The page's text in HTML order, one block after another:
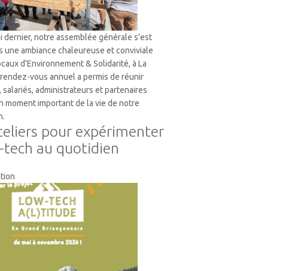
dernier, notre assemblée générale s’est
une ambiance chaleureuse et conviviale
d’Environnement & Solidarité, à La
rendez-vous annuel a permis de réunir
salariés, administrateurs et partenaires
moment important de la vie de notre
pour expérimenter
tech au quotidien